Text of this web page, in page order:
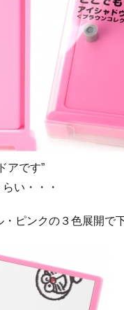
アです”
い・・・
ピンクの３色展開で